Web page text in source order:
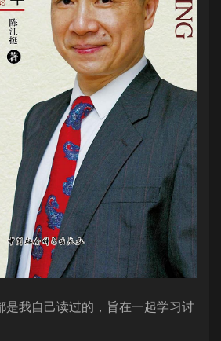
是我自己读过的，旨在一起学习讨